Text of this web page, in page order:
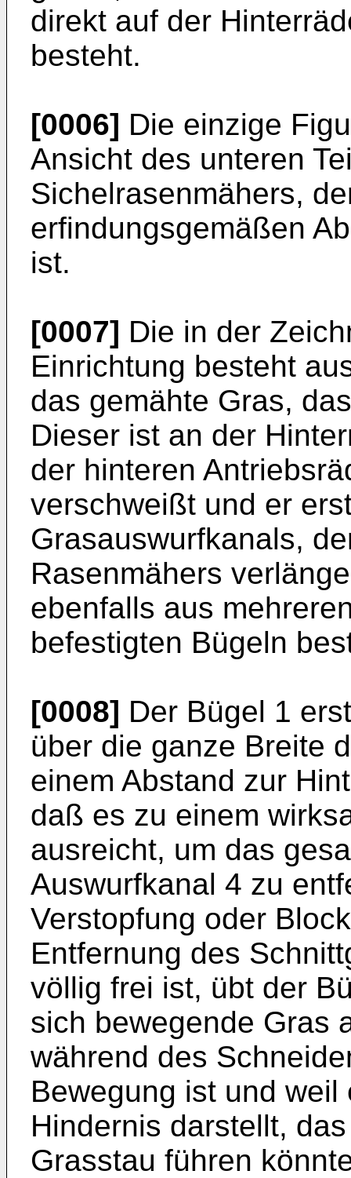
direkt auf der
besteht.
[0006] Die einzige
Ansicht des unteren
Sichelrasenmähers,
erfindungsgemäßen
ist.
[0007] Die in der
Einrichtung besteht
das gemähte Gras,
Dieser ist an der
der hinteren
verschweißt und er
Grasauswurfkanals,
Rasenmähers
ebenfalls aus
befestigten Bügeln
[0008] Der Bügel 1
über die ganze Breite
einem Abstand zur
daß es zu einem
ausreicht, um das
Auswurfkanal 4 zu
Verstopfung oder
Entfernung des
völlig frei ist, übt der
sich bewegende Gras
während des
Bewegung ist und
Hindernis darstellt,
Grasstau führen